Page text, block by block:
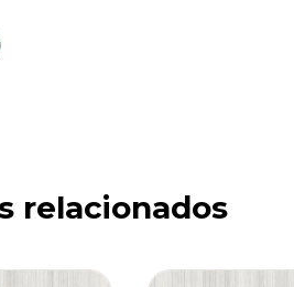
relacionados